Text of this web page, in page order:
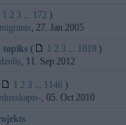
1 2 3 ... 172 )
, 27. Jan 2005
topiks ( 1 2 3 ... 1019 )
, 11. Sep 2012
1 2 3 ... 1146 )
, 05. Oct 2010